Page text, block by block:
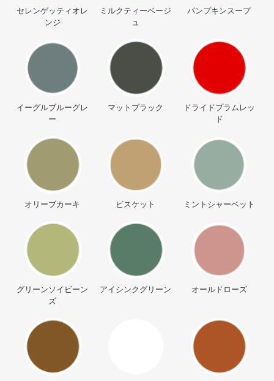
セレンゲッティオレ
ンジ
ミルクティーベージ
ュ
パンプキンスープ
イーグルブルーグレ
ー
マットブラック
ドライドプラムレッ
ド
オリーブカーキ ビスケット ミントシャーベット
グリーンソイビーン
ズ
アイシンクグリーン オールドローズ